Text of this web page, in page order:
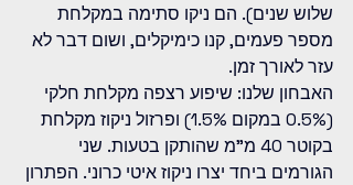
שלוש שנים). הם ניקו סתימה במקלחת
מספר פעמים, קנו כימיקלים, ושום דבר לא
עזר לאורך זמן.
האבחון שלנו: שיפוע רצפה מקלחת חלקי
(0.5% במקום 1.5%) ופרזול ניקוז מקלחת
בקוטר 40 מ"מ שהותקן בטעות. שני
הגורמים ביחד יצרו ניקוז איטי כרוני. הפתרון